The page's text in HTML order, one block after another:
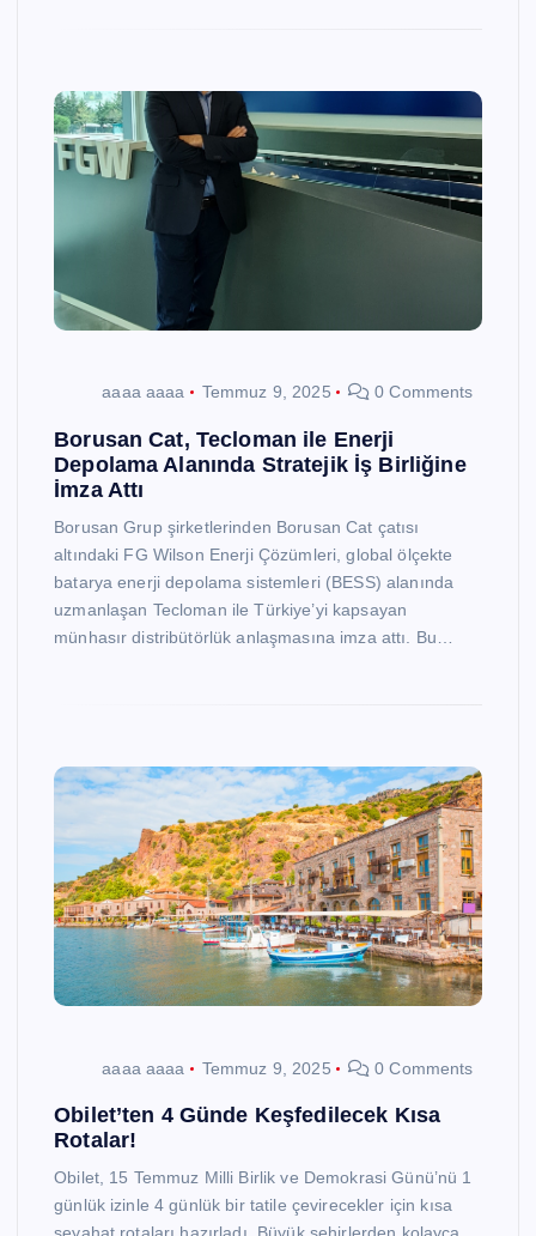
aaaa aaaa Temmuz 9, 2025 0 Comments
Borusan Cat, Tecloman ile Enerji
Depolama Alanında Stratejik İş Birliğine
İmza Attı
Borusan Grup şirketlerinden Borusan Cat çatısı
altındaki FG Wilson Enerji Çözümleri, global ölçekte
batarya enerji depolama sistemleri (BESS) alanında
uzmanlaşan Tecloman ile Türkiye’yi kapsayan
münhasır distribütörlük anlaşmasına imza attı. Bu…
aaaa aaaa Temmuz 9, 2025 0 Comments
Obilet’ten 4 Günde Keşfedilecek Kısa
Rotalar!
Obilet, 15 Temmuz Milli Birlik ve Demokrasi Günü’nü 1
günlük izinle 4 günlük bir tatile çevirecekler için kısa